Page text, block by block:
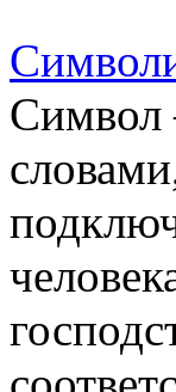
Символ